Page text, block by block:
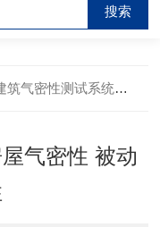
气密性测试系统 房屋气密性 被动房气密性
气密性 被动